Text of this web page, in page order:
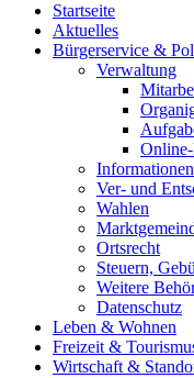
Startseite
Aktuelles
Bürgerservice &
Verwaltung
Ver- und
Wahlen
Ortsrecht
Steuern,
Weitere
Datenschutz
Leben & Wohnen
Freizeit &
Wirtschaft &